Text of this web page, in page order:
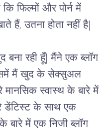
फिल्मों और पोर्न में
हैं, उतना होता नहीं है|
बना रही हूँ| मैंने एक ब्लॉग
मैं खुद के सेक्सुअल
स्वास्थ के बारे में
डेंटिस्ट के साथ एक
में एक निजी ब्लॉग